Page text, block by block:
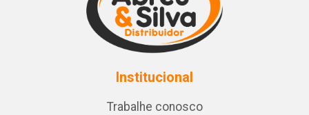
Institucional
Trabalhe conosco